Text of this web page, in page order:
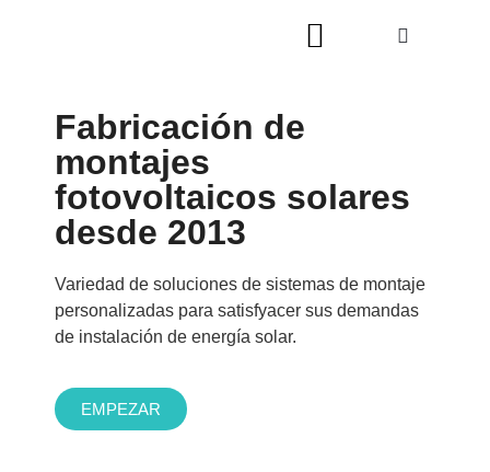
Fabricación de
montajes
fotovoltaicos solares
desde 2013
Variedad de soluciones de sistemas de montaje
personalizadas para satisfyacer sus demandas
de instalación de energía solar.
EMPEZAR